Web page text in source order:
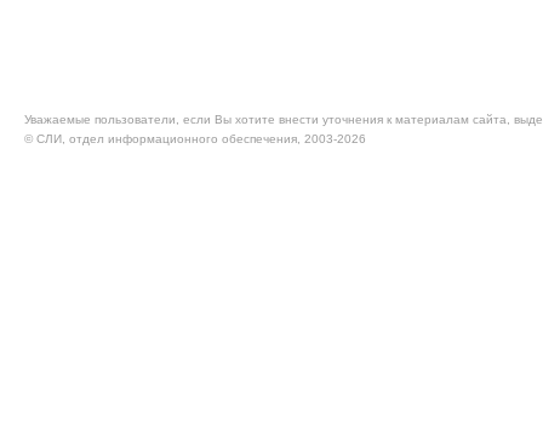
Уважаемые пользователи, если Вы хотите внести уточнения к материалам сайта,
© CЛИ, отдел информационного обеспечения, 2003-2026